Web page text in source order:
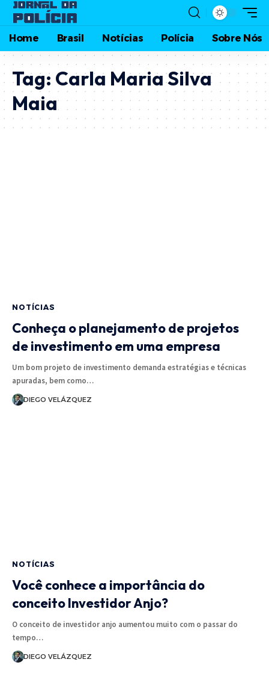
Home Brasil Notícias Polícia Sobre Nós
Tag: Carla Maria Silva
Maia
NOTÍCIAS
Conheça o planejamento de projetos
de investimento em uma empresa
Um bom projeto de investimento demanda estratégias e técnicas
apuradas, bem como…
DIEGO VELÁZQUEZ
NOTÍCIAS
Você conhece a importância do
conceito Investidor Anjo?
O conceito de investidor anjo aumentou muito com o passar do
tempo…
DIEGO VELÁZQUEZ